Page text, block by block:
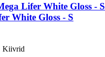
Lifer White Gloss - S
White Gloss - S
Kiivrid